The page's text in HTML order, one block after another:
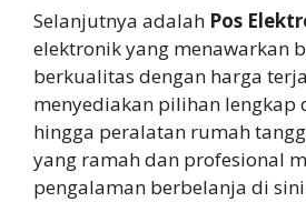
Selanjutnya adalah Pos
elektronik yang menawarkan
berkualitas dengan harga
menyediakan pilihan lengkap
hingga peralatan rumah
yang ramah dan profesional
pengalaman berbelanja di